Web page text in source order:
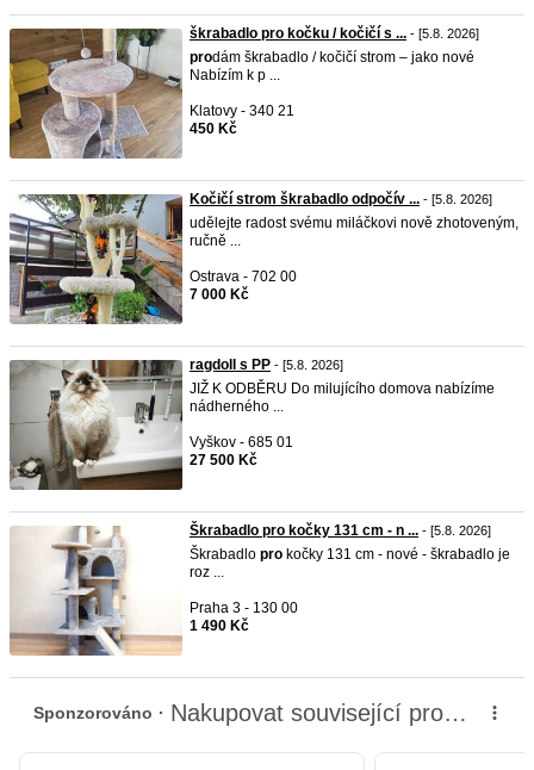
škrabadlo pro kočku / kočičí s ... - [5.8. 2026]
prodám škrabadlo / kočičí strom – jako nové
Nabízím k p ...
Klatovy - 340 21
450 Kč
Kočičí strom škrabadlo odpočív ... - [5.8. 2026]
udělejte radost svému miláčkovi nově zhotoveným,
ručně ...
Ostrava - 702 00
7 000 Kč
ragdoll s PP - [5.8. 2026]
JIŽ K ODBĚRU Do milujícího domova nabízíme
nádherného ...
Vyškov - 685 01
27 500 Kč
Škrabadlo pro kočky 131 cm - n ... - [5.8. 2026]
Škrabadlo pro kočky 131 cm - nové - škrabadlo je
roz ...
Praha 3 - 130 00
1 490 Kč